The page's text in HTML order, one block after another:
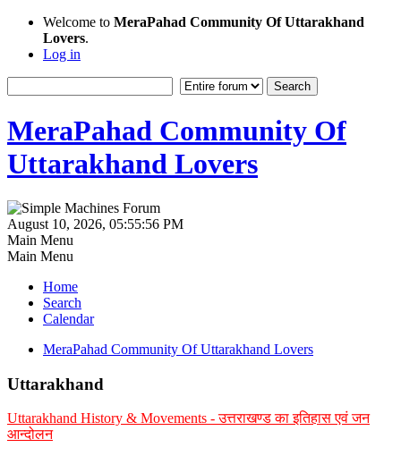
Welcome to MeraPahad Community Of Uttarakhand
Lovers.
Log in
MeraPahad Community Of
Uttarakhand Lovers
August 10, 2026, 05:55:56 PM
Main Menu
Main Menu
Home
Search
Calendar
MeraPahad Community Of Uttarakhand Lovers
Uttarakhand
Uttarakhand History & Movements - उत्तराखण्ड का इतिहास एवं जन
आन्दोलन